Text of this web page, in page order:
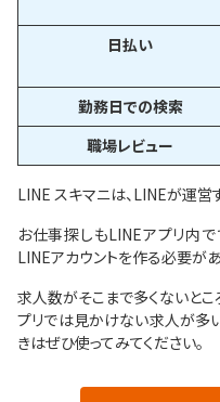
日払い
勤務日での検索
職場レビュー
LINE スキマニは、LINEが運営
お仕事探しもLINEアプリ内
LINEアカウントを作る必要があ
求人数がそこまで多くないとこ
プリでは見かけない求人が多
きはぜひ使ってみてください。